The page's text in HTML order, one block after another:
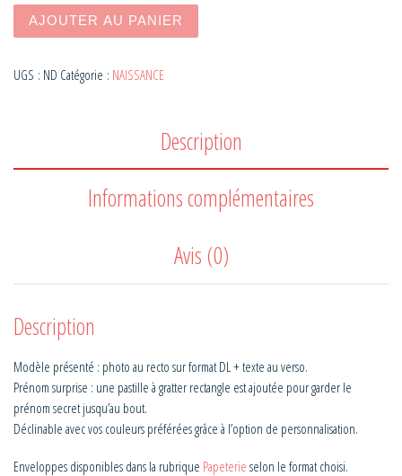
quantité de Faire part INDIEN SURPRISE
AJOUTER AU PANIER
UGS : ND Catégorie : NAISSANCE
Description
Informations complémentaires
Avis (0)
Description
Modèle présenté : photo au recto sur format DL + texte au verso.
Prénom surprise : une pastille à gratter rectangle est ajoutée pour garder le
prénom secret jusqu’au bout.
Déclinable avec vos couleurs préférées grâce à l’option de personnalisation.
Enveloppes disponibles dans la rubrique Papeterie selon le format choisi.